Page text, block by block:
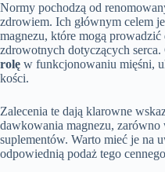
Normy pochodzą od
zdrowiem. Ich głównym celem
magnezu, które mogą
zdrowotnych dotyczących serca.
rolę w funkcjonowaniu mięśni,
kości.
Zalecenia te dają klarowne
dawkowania magnezu,
suplementów. Warto mieć je na
odpowiednią podaż tego